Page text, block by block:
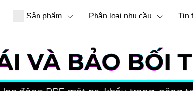
Sản phẩm Phân loại nhu cầu Tin